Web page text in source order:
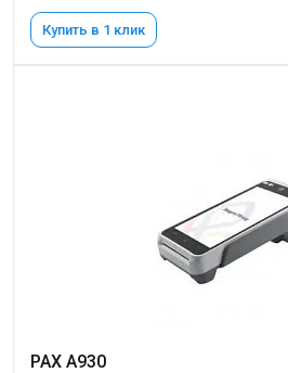
Купить в 1 клик
PAX A930